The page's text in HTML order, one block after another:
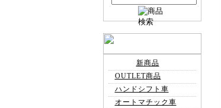
新商品
OUTLET商品
ハンドシフト車
オートマチック車